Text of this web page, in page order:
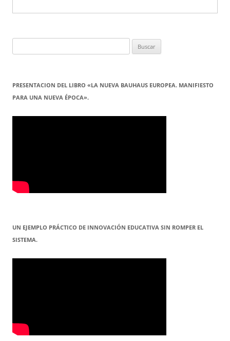
PRESENTACION DEL LIBRO «LA NUEVA BAUHAUS EUROPEA. MANIFIESTO
PARA UNA NUEVA ÉPOCA».
UN EJEMPLO PRÁCTICO DE INNOVACIÓN EDUCATIVA SIN ROMPER EL
SISTEMA.